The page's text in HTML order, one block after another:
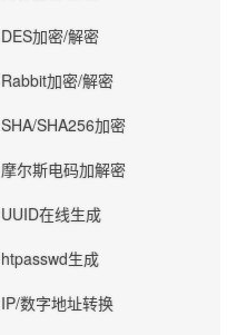
DES加密/解密
Rabbit加密/解密
SHA/SHA256加密
摩尔斯电码加解密
UUID在线生成
htpasswd生成
IP/数字地址转换